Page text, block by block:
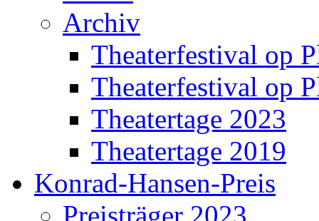
Archiv
Theaterfestival op
Theaterfestival op
Theatertage 2023
Theatertage 2019
Konrad-Hansen-Preis
Preisträger 2023